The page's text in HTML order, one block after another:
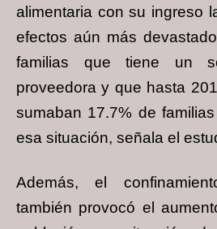
alimentaria con su ingreso
efectos aún más
familias que tiene un
proveedora y que hasta
sumaban 17.7% de
esa situación, señala el
Además, el
también provocó el